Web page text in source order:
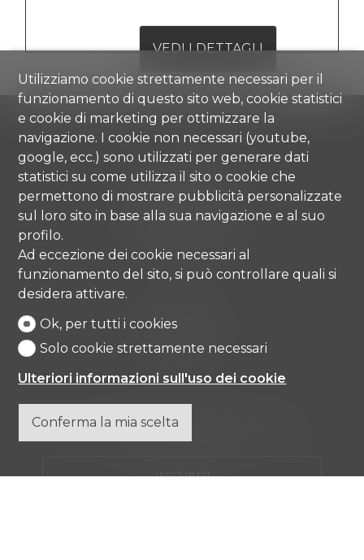
VEDI I DETTAGLI
Comisa SA
Strada di Gandria 4
6976 Castagnola
Tel. +41 91 971 67 00
Beni immobili
Contatto
Non perdere nessun oggetto, registrarsi
gratuitamente.
Iscriversi
Utilizziamo cookie strettamente necessari per il
funzionamento di questo sito web, cookie statistici
e cookie di marketing per ottimizzare la
navigazione. I cookie non necessari (youtube,
google, ecc.) sono utilizzati per generare dati
statistici su come utilizza il sito o cookie che
permettono di mostrare pubblicità personalizzate
sul loro sito in base alla sua navigazione e al suo
profilo.
Ad eccezione dei cookie necessari al
funzionamento del sito, si può controllare quali si
desidera attivare.
Ok, per tutti i cookies
Solo cookie strettamente necessari
Ulteriori informazioni sull'uso dei cookie
Conferma la mia scelta